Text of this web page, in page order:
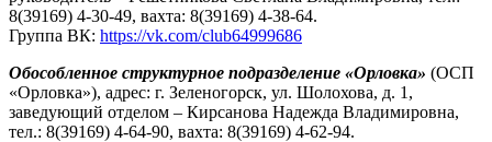
8(39169) 4-30-49, вахта: 8(39169) 4-38-64.
Группа ВК: https://vk.com/club64999686
Обособленное структурное подразделение «Орловка» (ОСП
«Орловка»), адрес: г. Зеленогорск, ул. Шолохова, д. 1,
заведующий отделом – Кирсанова Надежда Владимировна,
тел.: 8(39169) 4-64-90, вахта: 8(39169) 4-62-94.